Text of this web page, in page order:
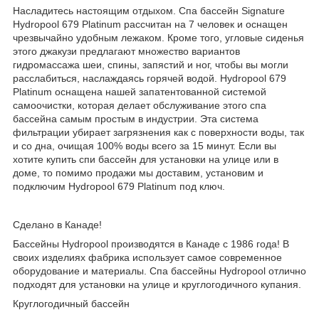
Насладитесь настоящим отдыхом. Cпа бассейн Signature
Hydropool 679 Platinum рассчитан на 7 человек и оснащен
чрезвычайно удобным лежаком. Кроме того, угловые сиденья
этого джакузи предлагают множество вариантов
гидромассажа шеи, спины, запястий и ног, чтобы вы могли
расслабиться, наслаждаясь горячей водой. Hydropool 679
Platinum оснащена нашей запатентованной системой
самоочистки, которая делает обслуживание этого спа
бассейна самым простым в индустрии. Эта система
фильтрации убирает загрязнения как с поверхности воды, так
и со дна, очищая 100% воды всего за 15 минут. Если вы
хотите купить спи бассейн для установки на улице или в
доме, то помимо продажи мы доставим, установим и
подключим Hydropool 679 Platinum под ключ.
Сделано в Канаде!
Бассейны Hydropool производятся в Канаде с 1986 года! В
своих изделиях фабрика использует самое современное
оборудование и материалы. Спа бассейны Hydropool отлично
подходят для установки на улице и круглогодичного купания.
Круглогодичный бассейн